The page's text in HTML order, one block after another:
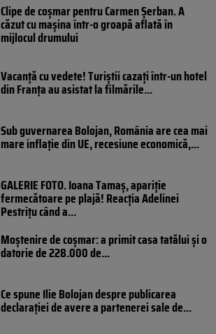
Clipe de coșmar pentru Carmen Șerban. A
căzut cu mașina într-o groapă aflată în
mijlocul drumului
Vacanță cu vedete! Turiștii cazați într-un hotel
din Franța au asistat la filmările...
Sub guvernarea Bolojan, România are cea mai
mare inflație din UE, recesiune economică,...
GALERIE FOTO. Ioana Tamaş, apariție
fermecătoare pe plajă! Reacția Adelinei
Pestrițu când a...
Moștenire de coșmar: a primit casa tatălui și o
datorie de 228.000 de...
Ce spune Ilie Bolojan despre publicarea
declarației de avere a partenerei sale de...